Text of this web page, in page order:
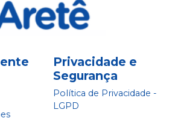
Privacidade e
Segurança
Política de Privacidade -
LGPD